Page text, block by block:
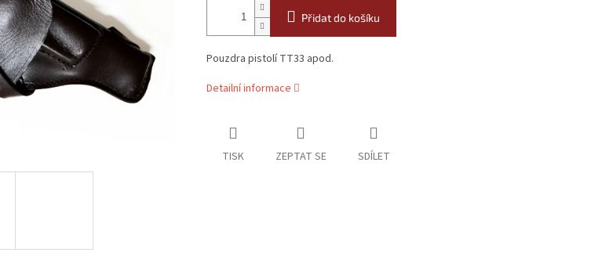
Přidat do košíku
Pouzdra pistolí TT33 apod.
Detailní informace
TISK ZEPTAT SE SDÍLET